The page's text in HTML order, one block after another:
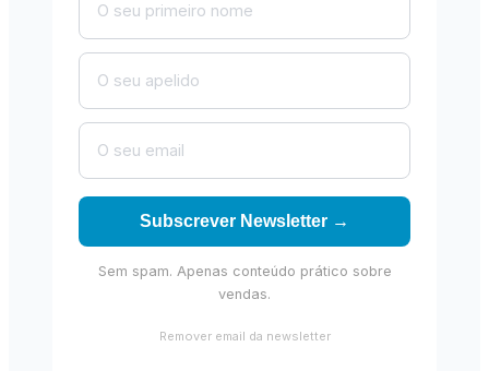
Subscrever Newsletter →
Sem spam. Apenas conteúdo prático sobre
vendas.
Remover email da newsletter